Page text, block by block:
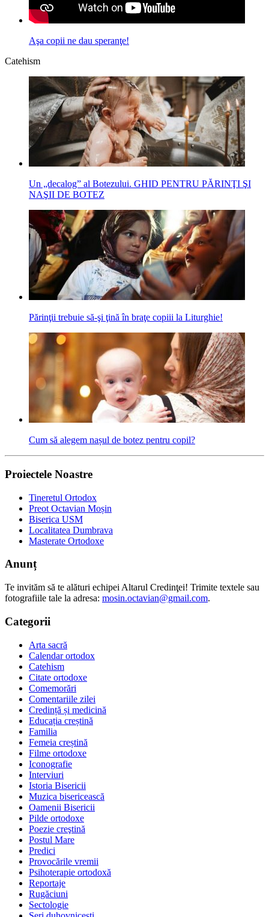
Aşa copii ne dau speranţe!
Catehism
Un „decalog” al Botezului. GHID PENTRU PĂRINŢI ŞI
NAŞII DE BOTEZ
Părinţii trebuie să-şi ţină în braţe copiii la Liturghie!
Cum să alegem nașul de botez pentru copil?
Proiectele Noastre
Tineretul Ortodox
Preot Octavian Moșin
Biserica USM
Localitatea Dumbrava
Masterate Ortodoxe
Anunț
Te invităm să te alături echipei Altarul Credinţei! Trimite textele sau
fotografiile tale la adresa: mosin.octavian@gmail.com.
Categorii
Arta sacră
Calendar ortodox
Catehism
Citate ortodoxe
Comemorări
Comentariile zilei
Credință și medicină
Educația creștină
Familia
Femeia creștină
Filme ortodoxe
Iconografie
Interviuri
Istoria Bisericii
Muzica bisericească
Oamenii Bisericii
Pilde ortodoxe
Poezie creştină
Postul Mare
Predici
Provocările vremii
Psihoterapie ortodoxă
Reportaje
Rugăciuni
Sectologie